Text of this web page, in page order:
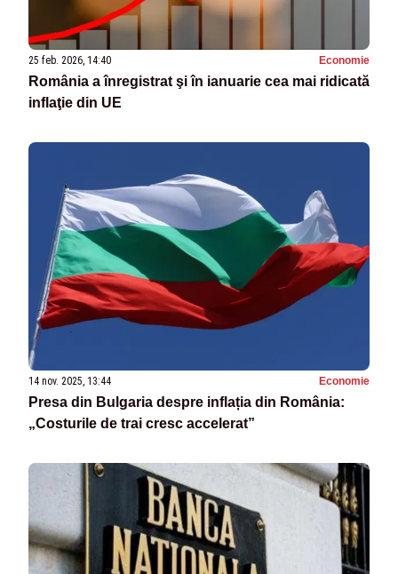
25 feb. 2026, 14:40 Economie
România a înregistrat şi în ianuarie cea mai ridicată
inflaţie din UE
14 nov. 2025, 13:44 Economie
Presa din Bulgaria despre inflația din România:
„Costurile de trai cresc accelerat”